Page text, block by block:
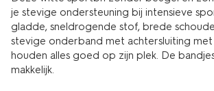
je stevige ondersteuning bij intensieve
gladde, sneldrogende stof, brede
stevige onderband met achtersluiting met
houden alles goed op zijn plek. De
makkelijk.